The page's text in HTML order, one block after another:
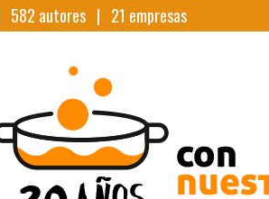
582 autores | 21 empresas